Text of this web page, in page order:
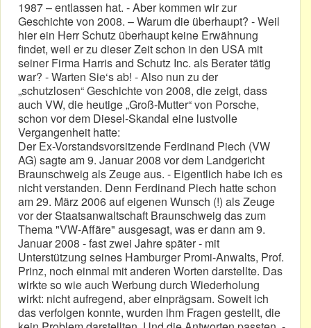
1987 – entlassen hat. - Aber kommen wir zur
Geschichte von 2008. – Warum die überhaupt? - Weil
hier ein Herr Schutz überhaupt keine Erwähnung
findet, weil er zu dieser Zeit schon in den USA mit
seiner Firma Harris and Schutz Inc. als Berater tätig
war? - Warten Sie‘s ab! - Also nun zu der
„schutzlosen“ Geschichte von 2008, die zeigt, dass
auch VW, die heutige „Groß-Mutter“ von Porsche,
schon vor dem Diesel-Skandal eine lustvolle
Vergangenheit hatte:
Der Ex-Vorstandsvorsitzende Ferdinand Piech (VW
AG) sagte am 9. Januar 2008 vor dem Landgericht
Braunschweig als Zeuge aus. - Eigentlich habe ich es
nicht verstanden. Denn Ferdinand Piech hatte schon
am 29. März 2006 auf eigenen Wunsch (!) als Zeuge
vor der Staatsanwaltschaft Braunschweig das zum
Thema "VW-Affäre" ausgesagt, was er dann am 9.
Januar 2008 - fast zwei Jahre später - mit
Unterstützung seines Hamburger Promi-Anwalts, Prof.
Prinz, noch einmal mit anderen Worten darstellte. Das
wirkte so wie auch Werbung durch Wiederholung
wirkt: nicht aufregend, aber einprägsam. Soweit ich
das verfolgen konnte, wurden ihm Fragen gestellt, die